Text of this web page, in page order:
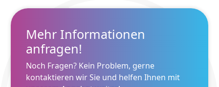
Mehr Informationen
anfragen!
Noch Fragen? Kein Problem, gerne
kontaktieren wir Sie und helfen Ihnen mit